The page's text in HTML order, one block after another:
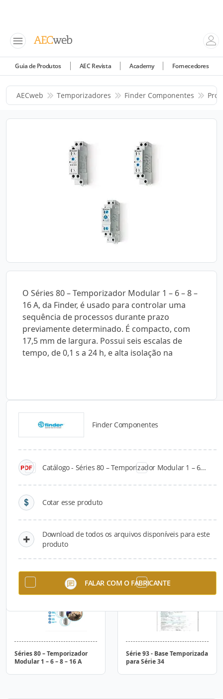
Guia de Produtos AEC Revista Academy Fornecedores
AECweb Temporizadores Finder Componentes
O Séries 80 – Temporizador Modular 1 – 6 – 8 –
16 A, da Finder, é usado para controlar uma
sequência de processos durante prazo
previamente determinado. É compacto, com
17,5 mm de largura. Possui seis escalas de
tempo, de 0,1 s a 24 h, e alta isolação na
Finder Componentes
Catálogo - Séries 80 – Temporizador Modular 1 – 6...
Cotar esse produto
Download de todos os arquivos disponíveis para este
produto
FALAR COM O FABRICANTE
Catálogos para Download
Série 18 - Sensor de
Presença 10 A
Séries 80 – Temporizador
Séries 80 – Temporizador
Modular 1 – 6 – 8 – 16 A
Série 93 - Base Temporizada
para Série 34